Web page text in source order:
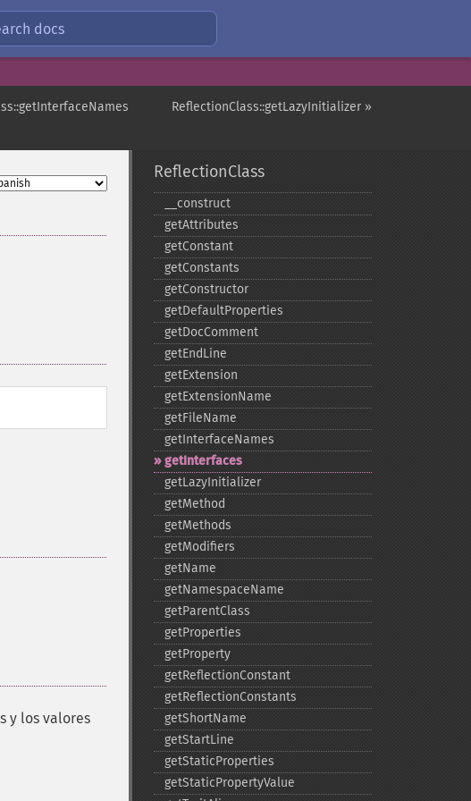
docs
ReflectionClass::getLazyInitializer »
y los valores
ReflectionClass
_​_​construct
getAttributes
getConstant
getConstants
getConstructor
getDefaultProperties
getDocComment
getEndLine
getExtension
getExtensionName
getFileName
getInterfaceNames
getInterfaces
getLazyInitializer
getMethod
getMethods
getModifiers
getName
getNamespaceName
getParentClass
getProperties
getProperty
getReflectionConstant
getReflectionConstants
getShortName
getStartLine
getStaticProperties
getStaticPropertyValue